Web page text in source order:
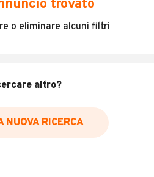
coinvolto il veicolo
effettuate
per verificare la disponibilità
trovato
o eliminare alcuni filtri
altro?
NUOVA RICERCA